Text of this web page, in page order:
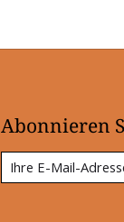
Abonnieren